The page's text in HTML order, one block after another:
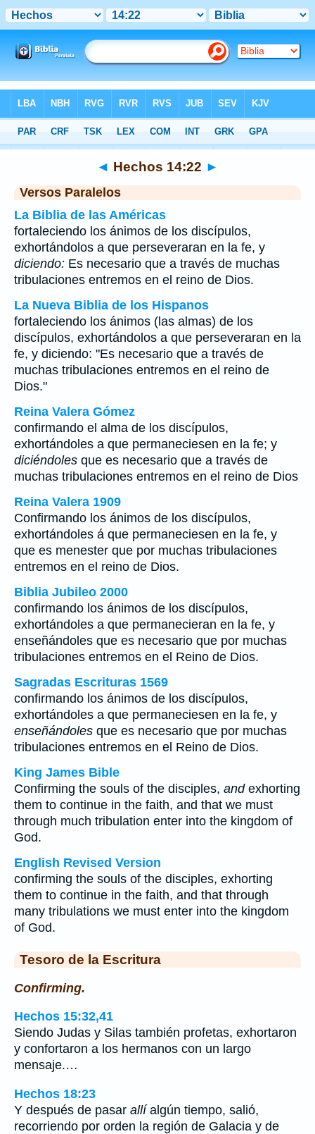
>Hechos Capítulo 14 > Verso 22
◄ Hechos 14:22 ►
Versos Paralelos
La Biblia de las Américas
fortaleciendo los ánimos de los discípulos,
exhortándolos a que perseveraran en la fe, y
diciendo: Es necesario que a través de muchas
tribulaciones entremos en el reino de Dios.
La Nueva Biblia de los Hispanos
fortaleciendo los ánimos (las almas) de los
discípulos, exhortándolos a que perseveraran en la
fe, y diciendo: "Es necesario que a través de
muchas tribulaciones entremos en el reino de
Dios."
Reina Valera Gómez
confirmando el alma de los discípulos,
exhortándoles a que permaneciesen en la fe; y
diciéndoles que es necesario que a través de
muchas tribulaciones entremos en el reino de Dios
Reina Valera 1909
Confirmando los ánimos de los discípulos,
exhortándoles á que permaneciesen en la fe, y
que es menester que por muchas tribulaciones
entremos en el reino de Dios.
Biblia Jubileo 2000
confirmando los ánimos de los discípulos,
exhortándoles a que permanecieran en la fe, y
enseñándoles que es necesario que por muchas
tribulaciones entremos en el Reino de Dios.
Sagradas Escrituras 1569
confirmando los ánimos de los discípulos,
exhortándoles a que permaneciesen en la fe, y
enseñándoles que es necesario que por muchas
tribulaciones entremos en el Reino de Dios.
King James Bible
Confirming the souls of the disciples, andexhorting
them to continue in the faith, and that we must
through much tribulation enter into the kingdom of
God.
English Revised Version
confirming the souls of the disciples, exhorting
them to continue in the faith, and that through
many tribulations we must enter into the kingdom
of God.
Tesoro de la Escritura
Confirming.
Hechos 15:32,41
Siendo Judas y Silas también profetas, exhortaron
y confortaron a los hermanos con un largo
mensaje.…
Hechos 18:23
Y después de pasar allíalgún tiempo, salió,
recorriendo por orden la región de Galacia y de